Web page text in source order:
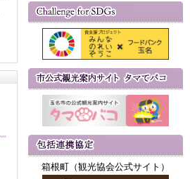
箱根町（観光協会公式サイト）